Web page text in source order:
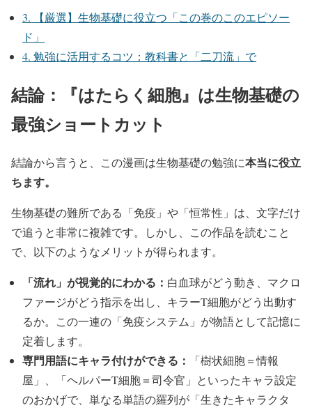
3. 【厳選】生物基礎に役立つ「この巻のこのエピソー
ド」
4. 勉強に活用するコツ：教科書と「二刀流」で
結論：『はたらく細胞』は生物基礎の
最強ショートカット
結論から言うと、この漫画は生物基礎の勉強に本当に役立
ちます。
生物基礎の難所である「免疫」や「恒常性」は、文字だけ
で追うと非常に複雑です。しかし、この作品を読むこと
で、以下のようなメリットが得られます。
「流れ」が視覚的にわかる： 白血球がどう動き、マクロ
ファージがどう指示を出し、キラーT細胞がどう出動す
るか。この一連の「免疫システム」が物語として記憶に
定着します。
専門用語にキャラ付けができる：
「樹状細胞＝情報
屋」、「ヘルパーT細胞＝司令官」といったキャラ設定
のおかげで、単なる単語の羅列が「生きたキャラクタ